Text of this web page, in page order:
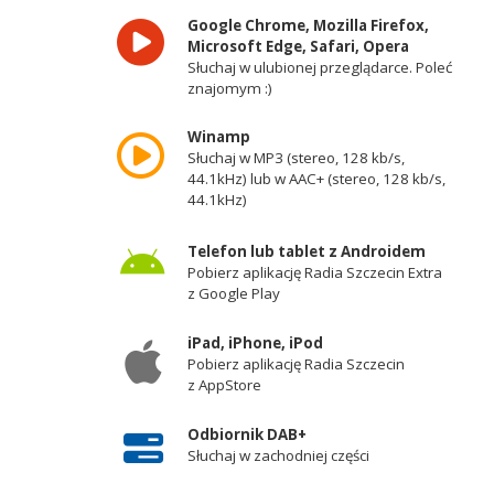
Google Chrome, Mozilla Firefox,
Microsoft Edge, Safari, Opera
Słuchaj w ulubionej przeglądarce. Poleć
znajomym :)
Winamp
Słuchaj w MP3 (stereo, 128 kb/s,
44.1kHz) lub w AAC+ (stereo, 128 kb/s,
44.1kHz)
Telefon lub tablet z Androidem
Pobierz aplikację Radia Szczecin Extra
z Google Play
iPad, iPhone, iPod
Pobierz aplikację Radia Szczecin
z AppStore
Odbiornik DAB+
Słuchaj w zachodniej części